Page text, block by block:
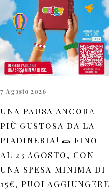
7 Agosto 2026
UNA PAUSA ANCORA
PIÙ GUSTOSA DA LA
PIADINERIA! 🌯 FINO
AL 23 AGOSTO, CON
UNA SPESA MINIMA DI
15€, PUOI AGGIUNGERE